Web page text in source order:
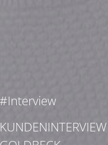
GOLDBECK